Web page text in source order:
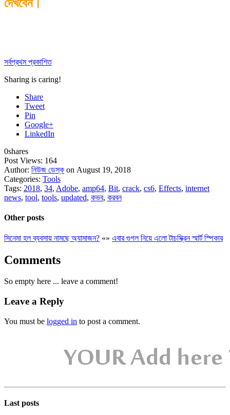
দেখবেন।
সর্বপ্রথম প্রকাশিত
Sharing is caring!
Share
Tweet
Pin
Google+
LinkedIn
0shares
Post Views: 164
Author: নিউজ ডেস্ক on August 19, 2018
Categories: Tools
Tags: 2018, 34, Adobe, amp64, Bit, crack, cs6, Effects, internet
news, tool, tools, updated, কভব, করবন
Other posts
সিনেমা হল ব্যবসায় নামছে অ্যামাজন? «» এবার গুগল নিয়ে এলো টাচস্ক্রিন স্মার্ট স্পিকার
Comments
So empty here ... leave a comment!
Leave a Reply
You must be logged in to post a comment.
Last posts